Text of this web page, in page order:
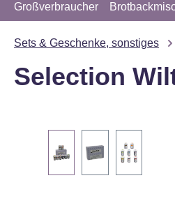
Großverbraucher
Sets & Geschenke, sonstiges
Selection